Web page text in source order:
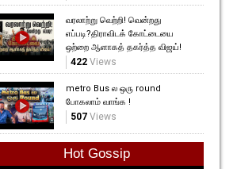
வரலாற்று வெற்றி! வென்றது
எப்படி?திராவிடக் கோட்டையை
ஒற்றை ஆளாகத் தகர்த்த விஜய்!
422 Views
metro Bus ல ஒரு round
போகலாம் வாங்க !
507 Views
Hot Gossip